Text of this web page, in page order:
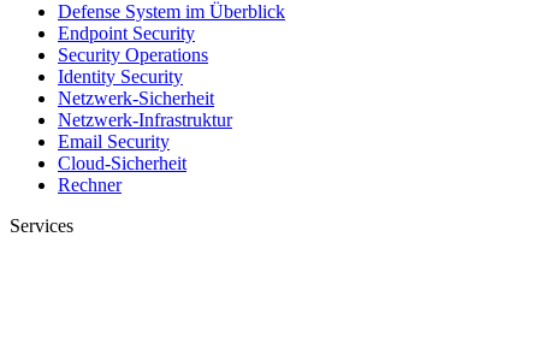
Defense System im Überblick
Endpoint Security
Security Operations
Identity Security
Netzwerk-Sicherheit
Netzwerk-Infrastruktur
Email Security
Cloud-Sicherheit
Rechner
Services